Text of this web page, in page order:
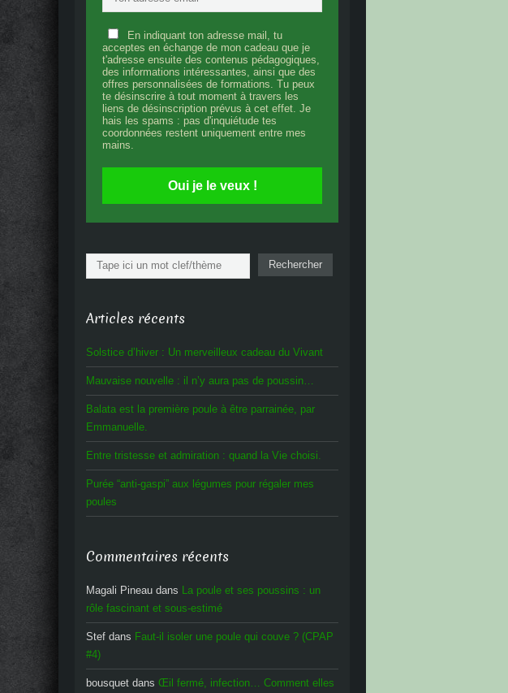
En indiquant ton adresse mail, tu
acceptes en échange de mon cadeau que je
t'adresse ensuite des contenus pédagogiques,
des informations intéressantes, ainsi que des
offres personnalisées de formations. Tu peux
te désinscrire à tout moment à travers les
liens de désinscription prévus à cet effet. Je
hais les spams : pas d'inquiétude tes
coordonnées restent uniquement entre mes
mains.
Oui je le veux !
Rechercher Rechercher
Articles récents
Solstice d’hiver : Un merveilleux cadeau du Vivant
Mauvaise nouvelle : il n’y aura pas de poussin…
Balata est la première poule à être parrainée, par
Emmanuelle.
Entre tristesse et admiration : quand la Vie choisi.
Purée “anti-gaspi” aux légumes pour régaler mes
poules
Commentaires récents
Magali Pineau dans La poule et ses poussins : un
rôle fascinant et sous-estimé
Stef dans Faut-il isoler une poule qui couve ? (CPAP
#4)
bousquet dans Œil fermé, infection… Comment elles